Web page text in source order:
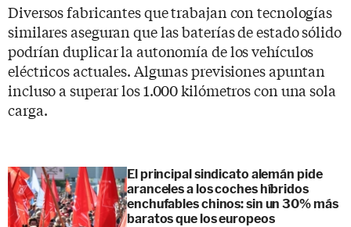
Diversos fabricantes que trabajan con tecnologías
similares aseguran que las baterías de estado sólido
podrían duplicar la autonomía de los vehículos
eléctricos actuales. Algunas previsiones apuntan
incluso a superar los 1.000 kilómetros con una sola
carga.
El principal sindicato alemán pide
aranceles a los coches híbridos
enchufables chinos: sin un 30% más
baratos que los europeos